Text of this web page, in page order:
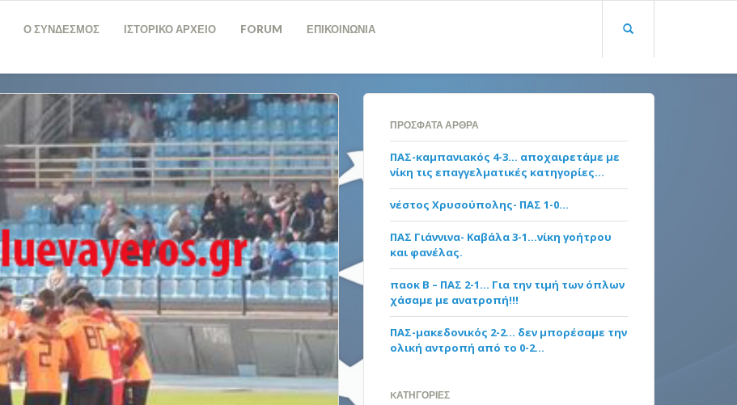
Ο ΣΥΝΔΕΣΜΟΣ ΙΣΤΟΡΙΚΟ ΑΡΧΕΙΟ FORUM ΕΠΙΚΟΙΝΩΝΙΑ
ΠΡΌΣΦΑΤΑ ΆΡΘΡΑ
ΠΑΣ-καμπανιακός 4-3… αποχαιρετάμε με
νίκη τις επαγγελματικές κατηγορίες…
νέστος Χρυσούπολης- ΠΑΣ 1-0…
ΠΑΣ Γιάννινα- Καβάλα 3-1…νίκη γοήτρου
και φανέλας.
παοκ Β – ΠΑΣ 2-1… Για την τιμή των όπλων
χάσαμε με ανατροπή!!!
ΠΑΣ-μακεδονικός 2-2… δεν μπορέσαμε την
ολική αντροπή από το 0-2…
KΑΤΗΓΟΡΊΕΣ